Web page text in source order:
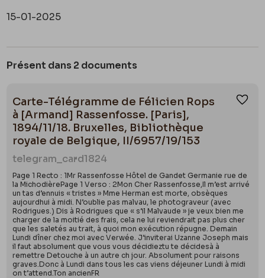
brevets qui constituèrent le principal apport. Ce
l'entreprise.
Elle fut à la pointe du progrès dans le domaine de
l'illustration de livres d'art. Elle éditait non
seulement des gravures de grande qualité mais
aussi des photocouleurs. Ceci lui vaut de nombreux
prix internationaux. Jean Malvaux en fut président
le 8 juin 1903, et fut président de l'administrateur
délégué d'André.
15-01-2025
Présent dans 2 documents
Carte-Télégramme de Félicien Rops
à [Armand] Rassenfosse. [Paris],
1894/11/18. Bruxelles, Bibliothèque
royale de Belgique, II/6957/19/153
telegram_card1824
Page 1 Recto : 1Mr Rassenfosse Hôtel de Gandet Germanie rue de
la MichodièrePage 1 Verso : 2Mon Cher Rassenfosse,Il m’est arrivé
un tas d’ennuis « tristes » Mme Herman est morte, obsèques
aujourdhui à midi. N’oublie pas malvau, le photograveur (avec
Rodrigues.) Dis à Rodrigues que « s’il Malvaude » je veux bien me
charger de la moitié des frais, cela ne lui reviendrait pas plus cher
que les saletés au trait, à quoi mon exécution répugne. Demain
Lundi dîner chez moi avec Verwée. J’inviterai Uzanne Joseph mais
il faut absolument que vous vous décidieztu te décidesà à
remettre Detouche à un autre ch jour. Absolument pour raisons
graves.Donc à Lundi dans tous les cas viens déjeuner Lundi à midi
on t’attend.Ton ancienFR